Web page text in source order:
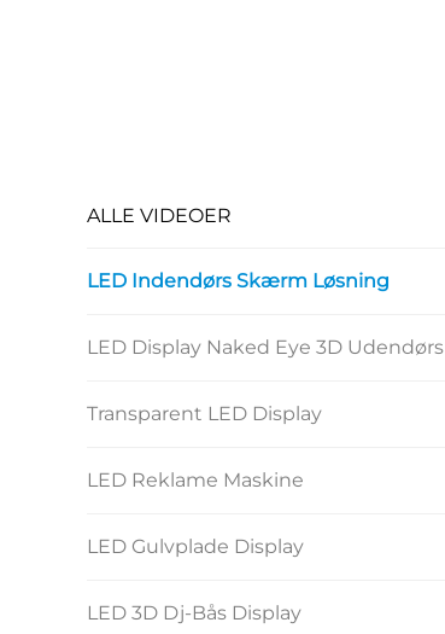
ALLE VIDEOER
LED Indendørs Skærm Løsning
LED Display Naked Eye 3D Udendørs
Transparent LED Display
LED Reklame Maskine
LED Gulvplade Display
LED 3D Dj-Bås Display